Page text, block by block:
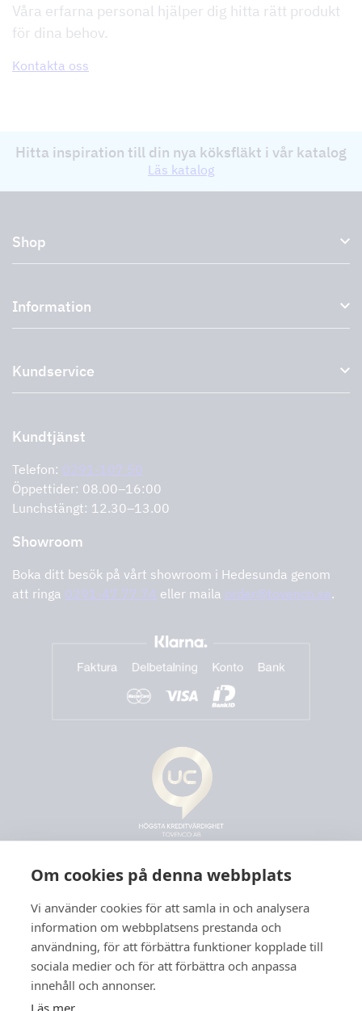
Om cookies på denna webbplats
Vi använder cookies för att samla in och analysera
information om webbplatsens prestanda och
användning, för att förbättra funktioner kopplade till
sociala medier och för att förbättra och anpassa
innehåll och annonser.
Läs mer
Våra erfarna personal hjälper dig hitta rätt produkt
för dina behov.
Kontakta oss
Hitta inspiration till din nya köksfläkt i vår katalog
Läs katalog
Shop
Externa fläktar
Plasmafilter
Outlet
Storköksprodukter PRO
Information
Miljö
Support och service
Cookies
Integritetspolicy
Kundservice
Retur av produkt
Support och service
Kundtjänst
Telefon: 0291-107 50
Öppettider: 08.00–16:00
Lunchstängt: 12.30–13.00
Showroom
Boka ditt besök på vårt showroom i Hedesunda genom
att ringa 0291-47 77 74 eller maila order@tovenco.se.